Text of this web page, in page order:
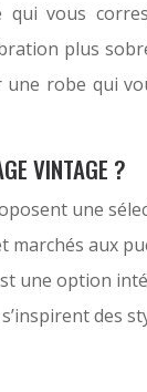
vous
plus
robe qui
VINTAGE ?
une
marchés aux
une option
des